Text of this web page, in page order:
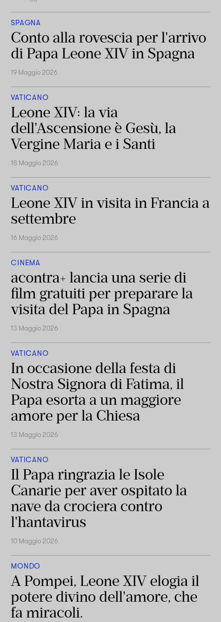
SPAGNA
Conto alla rovescia per l'arrivo
di Papa Leone XIV in Spagna
19 Maggio 2026
VATICANO
Leone XIV: la via
dell'Ascensione è Gesù, la
Vergine Maria e i Santi
18 Maggio 2026
VATICANO
Leone XIV in visita in Francia a
settembre
16 Maggio 2026
CINEMA
acontra+ lancia una serie di
film gratuiti per preparare la
visita del Papa in Spagna
13 Maggio 2026
VATICANO
In occasione della festa di
Nostra Signora di Fatima, il
Papa esorta a un maggiore
amore per la Chiesa
13 Maggio 2026
VATICANO
Il Papa ringrazia le Isole
Canarie per aver ospitato la
nave da crociera contro
l'hantavirus
10 Maggio 2026
MONDO
A Pompei, Leone XIV elogia il
potere divino dell'amore, che
fa miracoli.